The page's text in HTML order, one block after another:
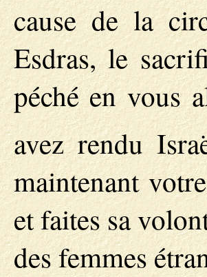
cause de la
Esdras, le
péché en vous
avez rendu
maintenant
et faites sa
des femmes